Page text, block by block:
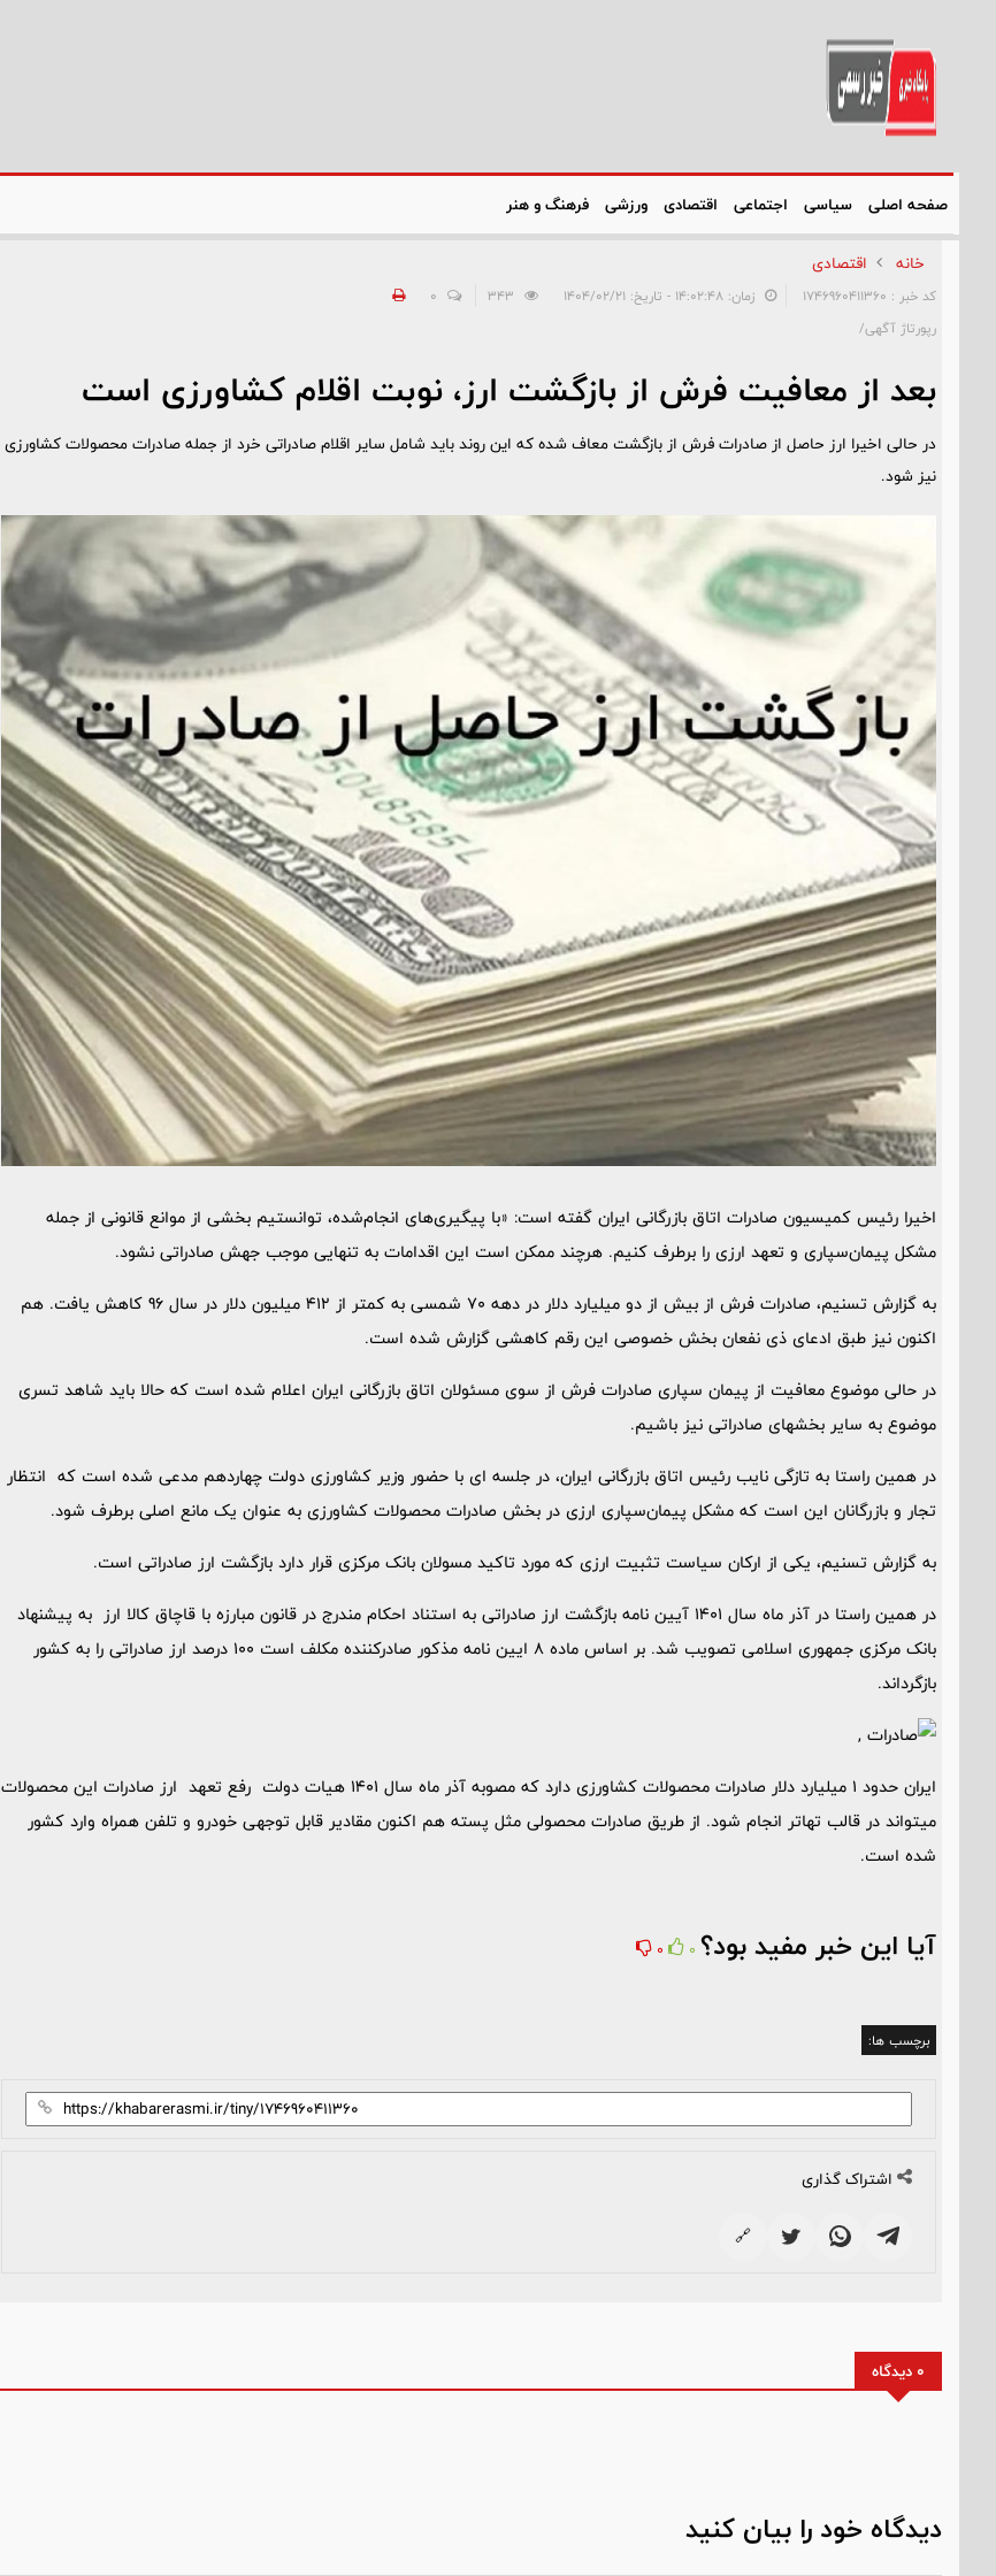
صفحه اصلی سیاسی اجتماعی اقتصادی ورزشی فرهنگ و هنر
خانه اقتصادی
کد خبر : 1746960411360 زمان: ۱۴:۰۲:۴۸ - تاریخ: ۱۴۰۴/۰۲/۲۱
0
رپورتاژ آگهی/
بعد از معافیت فرش از بازگشت ارز، نوبت اقلام کشاورزی است
در حالی اخیرا ارز حاصل از صادرات فرش از بازگشت معاف شده که این روند باید شامل سایر اقلام صادراتی خرد از جمله صادرات محصولات کشاورزی
نیز شود.
اخیرا رئیس کمیسیون صادرات اتاق بازرگانی ایران گفته است: «با پیگیری‌های انجام‌شده، توانستیم بخشی از موانع قانونی از جمله
مشکل پیمان‌سپاری و تعهد ارزی را برطرف کنیم. هرچند ممکن است این اقدامات به تنهایی موجب جهش صادراتی نشود.
به گزارش تسنیم، صادرات فرش از بیش از دو میلیارد دلار در دهه 70 شمسی به کمتر از 412 میلیون دلار در سال 96 کاهش یافت. هم
اکنون نیز طبق ادعای ذی نفعان بخش خصوصی این رقم کاهشی گزارش شده است.
در حالی موضوع معافیت از پیمان سپاری صادرات فرش از سوی مسئولان اتاق بازرگانی ایران اعلام شده است که حالا باید شاهد تسری
موضوع به سایر بخشهای صادراتی نیز باشیم.
در همین راستا به تازگی نایب رئیس اتاق بازرگانی ایران، در جلسه ای با حضور وزیر کشاورزی دولت چهاردهم مدعی شده است که انتظار
تجار و بازرگانان این است که مشکل پیمان‌سپاری ارزی در بخش صادرات محصولات کشاورزی به عنوان یک مانع اصلی برطرف شود.
به گزارش تسنیم، یکی از ارکان سیاست تثبیت ارزی که مورد تاکید مسولان بانک مرکزی قرار دارد بازگشت ارز صادراتی است.
در همین راستا در آذر ماه سال 1401 آیین نامه بازگشت ارز صادراتی به استناد احکام مندرج در قانون مبارزه با قاچاق کالا ارز به پیشنهاد
بانک مرکزی جمهوری اسلامی تصویب شد. بر اساس ماده 8 ایین نامه مذکور صادرکننده مکلف است 100 درصد ارز صادراتی را به کشور
بازگرداند.
ایران حدود 1 میلیارد دلار صادرات محصولات کشاورزی دارد که مصوبه آذر ماه سال 1401 هیات دولت رفع تعهد ارز صادرات این محصولات
میتواند در قالب تهاتر انجام شود. از طریق صادرات محصولی مثل پسته هم اکنون مقادیر قابل توجهی خودرو و تلفن همراه وارد کشور
شده است.
آیا این خبر مفید بود؟ 0
0
برچسب ها:
اشتراک گذاری
🔗
0 دیدگاه
دیدگاه خود را بیان کنید